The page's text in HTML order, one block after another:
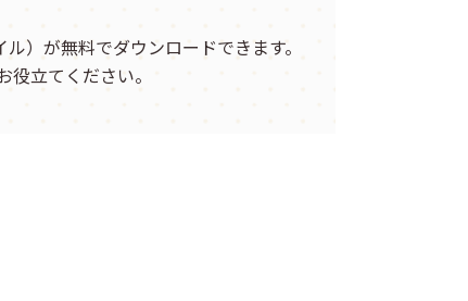
）が無料でダウンロードできます。
立てください。